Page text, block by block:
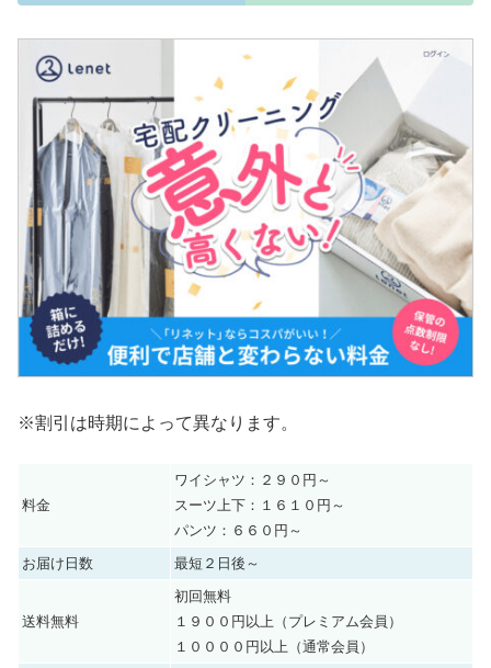
※割引は時期によって異なります。
料金
ワイシャツ：２９０円～
スーツ上下：１６１０円～
パンツ：６６０円～
お届け日数
最短２日後～
送料無料
初回無料
１９００円以上（プレミアム会員）
１００００円以上（通常会員）